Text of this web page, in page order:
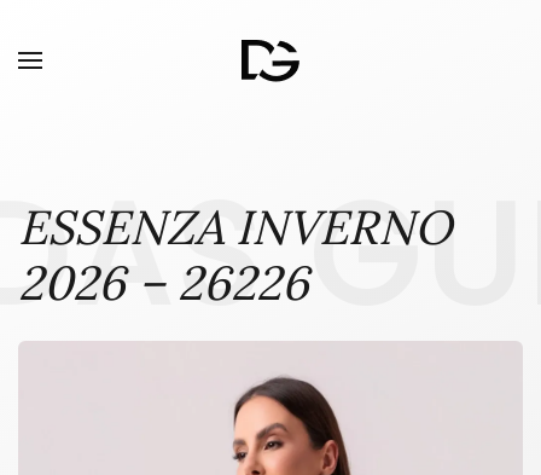
ESSENZA INVERNO
2026 – 26226